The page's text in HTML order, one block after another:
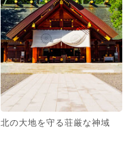
北の大地を守る荘厳な神域